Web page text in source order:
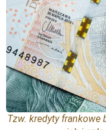
Tzw. kredyty frankowe